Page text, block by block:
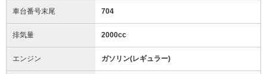
車台番号末尾 704
排気量 2000cc
エンジン ガソリン(レギュラー)